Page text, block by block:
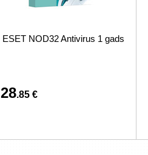
ESET NOD32 Antivirus 1 gads
28.85 €